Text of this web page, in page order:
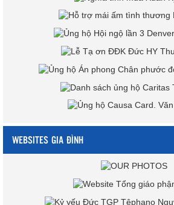
WEBSITES GIA ĐÌNH